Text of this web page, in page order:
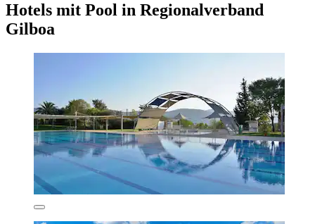
Hotels mit Pool in Regionalverband
Gilboa